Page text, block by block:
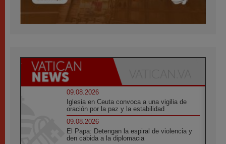
09.08.2026
Iglesia en Ceuta convoca a una vigilia de
oración por la paz y la estabilidad
09.08.2026
El Papa: Detengan la espiral de violencia y
den cabida a la diplomacia